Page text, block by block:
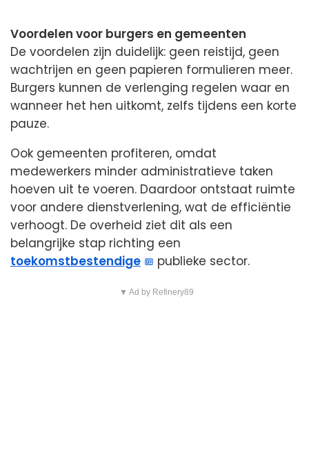
Voordelen voor burgers en gemeenten
De voordelen zijn duidelijk: geen reistijd, geen
wachtrijen en geen papieren formulieren meer.
Burgers kunnen de verlenging regelen waar en
wanneer het hen uitkomt, zelfs tijdens een korte
pauze.
Ook gemeenten profiteren, omdat
medewerkers minder administratieve taken
hoeven uit te voeren. Daardoor ontstaat ruimte
voor andere dienstverlening, wat de efficiëntie
verhoogt. De overheid ziet dit als een
belangrijke stap richting een
toekomstbestendige
publieke sector.
▼ Ad by Refinery89